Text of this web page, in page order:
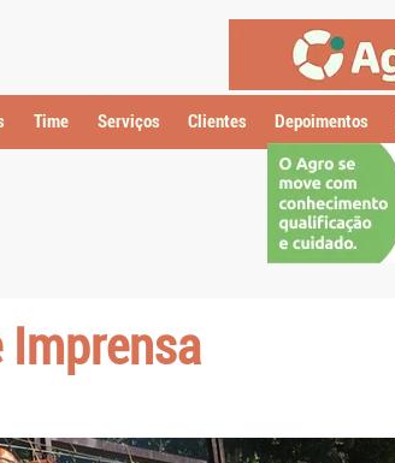
Time Serviços Clientes Depoimentos
Imprensa